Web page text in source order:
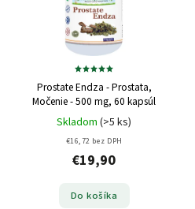
Prostate Endza - Prostata,
Močenie - 500 mg, 60 kapsúl
Skladom (>5 ks)
€16,72 bez DPH
€19,90
Do košíka